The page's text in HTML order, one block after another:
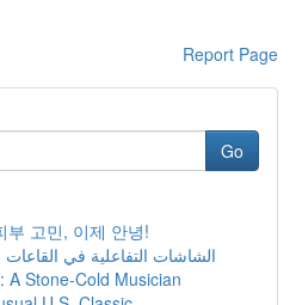
Report Page
Go
부 고민, 이제 안녕!
الشاشات التفاعلية في
A Stone-Cold Musician